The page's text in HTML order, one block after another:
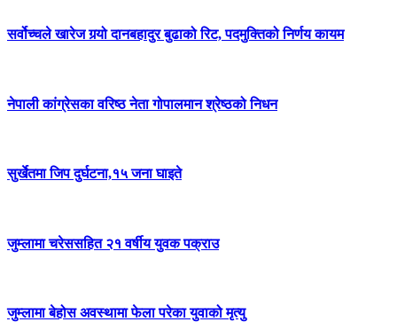
सर्वोच्चले खारेज गर्‍यो दानबहादुर बुढाको रिट, पदमुक्तिको निर्णय कायम
नेपाली कांग्रेसका वरिष्ठ नेता गोपालमान श्रेष्ठको निधन
सुर्खेतमा जिप दुर्घटना,१५ जना घाइते
जुम्लामा चरेससहित २१ वर्षीय युवक पक्राउ
जुम्लामा बेहोस अवस्थामा फेला परेका युवाको मृत्यु